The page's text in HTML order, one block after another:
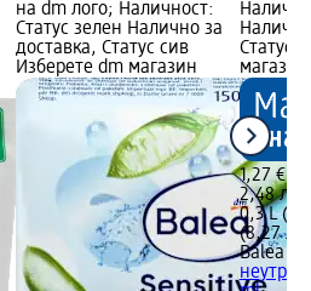
на dm лого; Наличност:
Статус зелен Налично за
доставка, Статус сив
Изберете dm магазин
Статус
магазин
1,27 €
2,48 лв.
0,3 L
(8,27
Balea